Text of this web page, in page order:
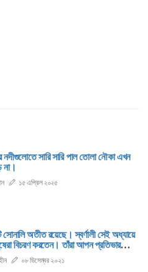
নদীগুলোতে সারি সারি পাল তোলা নৌকা এখন
১৫ এপ্রিল ২০২৫
অতীত রয়েছে। স্বর্ণালী সেই অধ্যায়ে
বিচরণ করতেন। তাঁরা আপন প্রতিভার
জীবনকে যেমন উদ্ভাসিত করেছেন, তেমনি
আলোকিত করার মহান ব্রতে থেকেছেন
০৮ ডিসেম্বর ২০২১